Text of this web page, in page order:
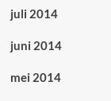
juli 2014
juni 2014
mei 2014